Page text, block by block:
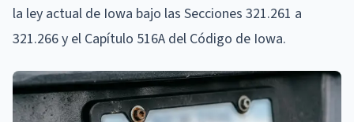
la ley actual de Iowa bajo las Secciones 321.261 a
321.266 y el Capítulo 516A del Código de Iowa.